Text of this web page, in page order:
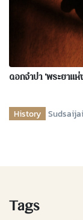
ดอกจำปา ‘พระยาแ
History Sudsaijai
Tags